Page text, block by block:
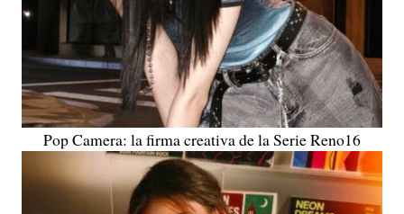
Pop Camera: la firma creativa de la Serie Reno16